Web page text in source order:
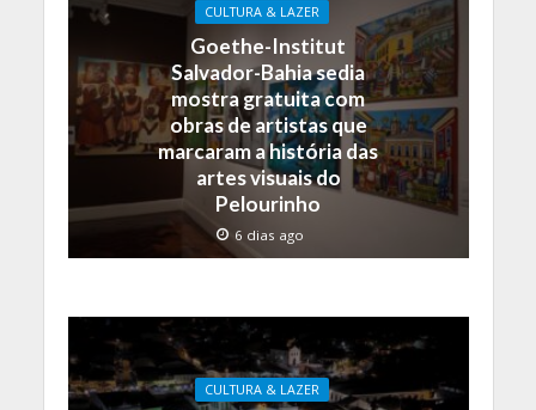
CULTURA & LAZER
Goethe-Institut
Salvador-Bahia sedia
mostra gratuita com
obras de artistas que
marcaram a história das
artes visuais do
Pelourinho
6 dias ago
CULTURA & LAZER